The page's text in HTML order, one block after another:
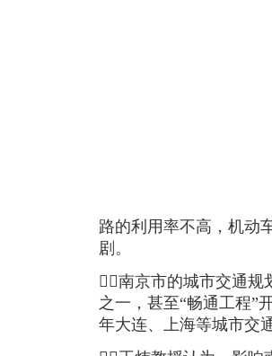
路的利用率不高，机动
剧。
南京市的城市交通规
之一，甚至“畅通工程”
年大连、上海等城市交